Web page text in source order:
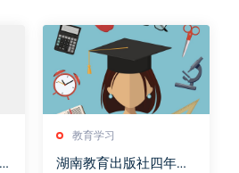
教育学习
湖南教育出版社四年级